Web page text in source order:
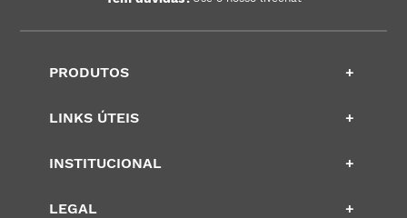
PRODUTOS +
LINKS ÚTEIS +
INSTITUCIONAL +
LEGAL
+